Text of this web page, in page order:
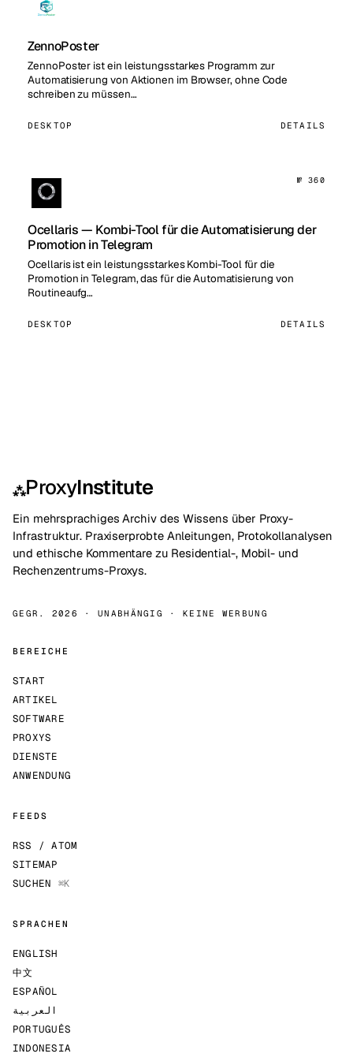
ZennoPoster
ZennoPoster ist ein leistungsstarkes Programm zur
Automatisierung von Aktionen im Browser, ohne Code
schreiben zu müssen…
DESKTOP DETAILS
№ 360
Ocellaris — Kombi-Tool für die Automatisierung der
Promotion in Telegram
Ocellaris ist ein leistungsstarkes Kombi-Tool für die
Promotion in Telegram, das für die Automatisierung von
Routineaufg…
DESKTOP DETAILS
⁂ProxyInstitute
Ein mehrsprachiges Archiv des Wissens über Proxy-
Infrastruktur. Praxiserprobte Anleitungen, Protokollanalysen
und ethische Kommentare zu Residential-, Mobil- und
Rechenzentrums-Proxys.
GEGR. 2026 · UNABHÄNGIG · KEINE WERBUNG
BEREICHE
START
ARTIKEL
SOFTWARE
PROXYS
DIENSTE
ANWENDUNG
FEEDS
RSS / ATOM
SITEMAP
SUCHEN ⌘K
SPRACHEN
ENGLISH
中文
ESPAÑOL
العربية
PORTUGUÊS
INDONESIA